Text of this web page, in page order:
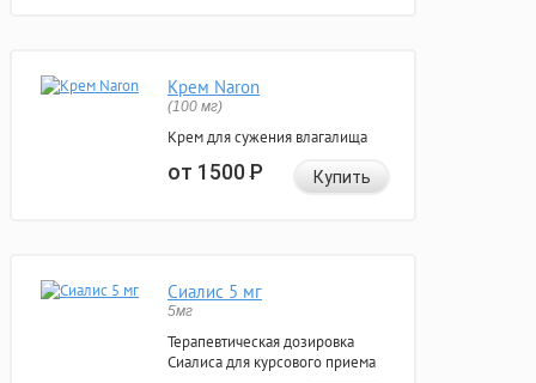
Крем Naron
(100 мг)
Крем для сужения влагалища
от 1500Р Купить
Сиалис 5 мг
5мг
Терапевтическая дозировка
Сиалиса для курсового приема